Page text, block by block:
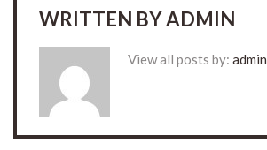
WRITTEN BYADMIN
View all posts by: admin